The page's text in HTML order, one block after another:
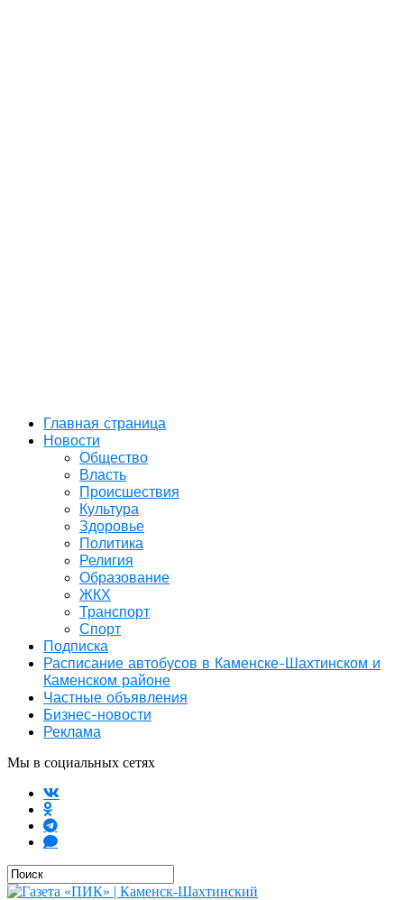
Главная страница
Новости
Общество
Власть
Происшествия
Культура
Здоровье
Политика
Религия
Образование
ЖКХ
Транспорт
Спорт
Подписка
Расписание автобусов в Каменске-Шахтинском и
Каменском районе
Частные объявления
Бизнес-новости
Реклама
Мы в социальных сетях